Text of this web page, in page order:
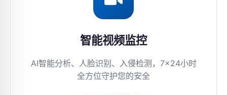
智能视频监控
AI智能分析、人脸识别、入侵检测，7×24小时
全方位守护您的安全